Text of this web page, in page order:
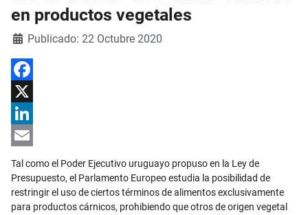
en productos vegetales
Detalles
Publicado: 22 Octubre 2020
Facebook
X
LinkedIn
Email
Tal como el Poder Ejecutivo uruguayo propuso en la Ley de
Presupuesto, el Parlamento Europeo estudia la posibilidad de
restringir el uso de ciertos términos de alimentos exclusivamente
para productos cárnicos, prohibiendo que otros de origen vegetal